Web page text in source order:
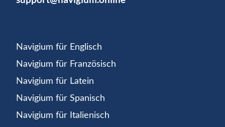
Navigium für Englisch
Navigium für Französisch
Navigium für Latein
Navigium für Spanisch
Navigium für Italienisch